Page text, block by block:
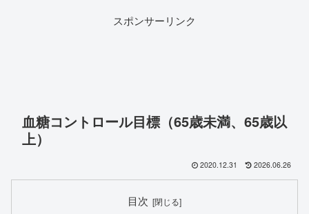
スポンサーリンク
血糖コントロール目標（65歳未満、65歳以
上）
2020.12.31 2026.06.26
目次